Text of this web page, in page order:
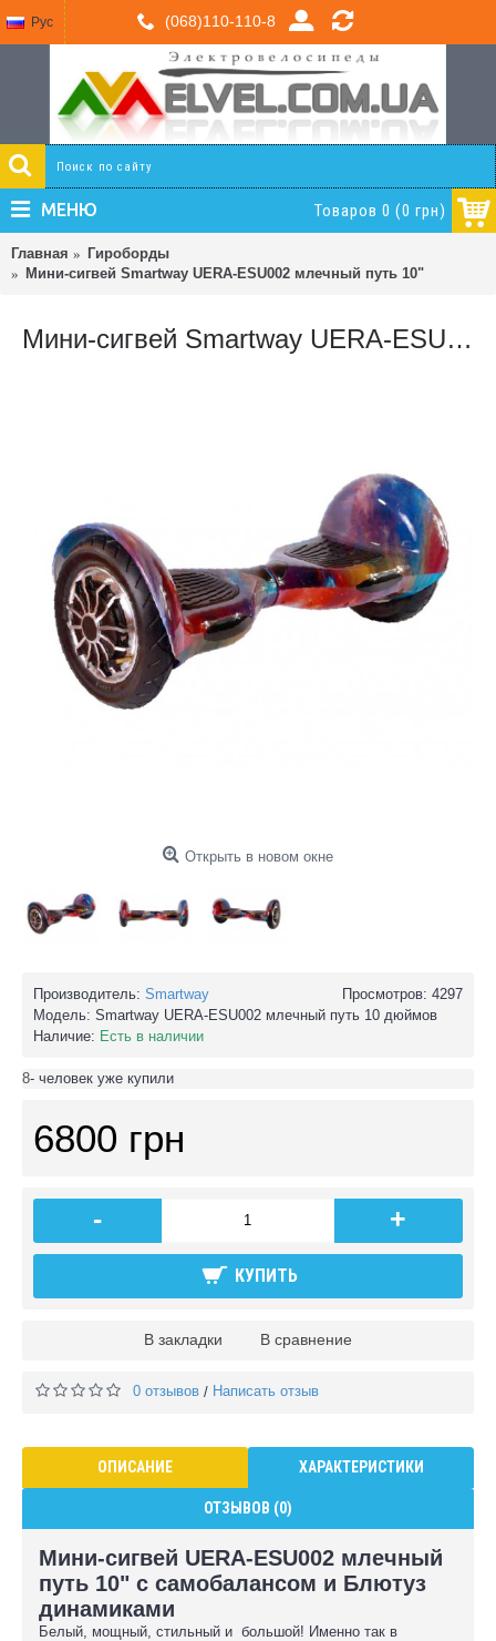
(068)110-110-8
Рус
Товаров 0 (0 грн)
МЕНЮ
Главная
Гироборды
Мини-сигвей Smartway UERA-ESU002 млечный путь 10"
Мини-сигвей Smartway UERA-ESU002 млечный путь 10"
Открыть в новом окне
Просмотров: 4297
Производитель: Smartway
Модель: Smartway UERA-ESU002 млечный путь 10 дюймов
Наличие: Есть в наличии
8- человек уже купили
6800 грн
- +
КУПИТЬ
В закладки В сравнение
0 отзывов / Написать отзыв
ОПИСАНИЕ ХАРАКТЕРИСТИКИ
ОТЗЫВОВ (0)
Мини-сигвей UERA-ESU002 млечный
путь 10" с самобалансом и Блютуз
динамиками
Белый, мощный, стильный и большой! Именно так в